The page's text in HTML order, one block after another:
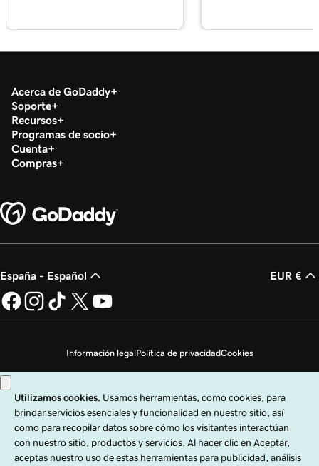
Acerca de GoDaddy
Soporte
Recursos
Programas de socio
Cuenta
Compras
España - Español EUR €
Información legalPolítica de privacidadCookies
Copyright © 1999 - 2026 GoDaddy Operating Company, LLC. Todos los
registrada de GoDaddy Operating Company, LLC en los EE. UU. y otros países.
El logo "GO" es una marca registrada de GoDaddy.com, LLC en los EE. UU.